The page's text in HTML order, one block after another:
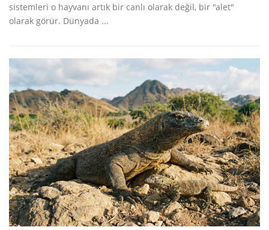
sistemleri o hayvanı artık bir canlı olarak değil, bir "alet"
olarak görür. Dünyada ...